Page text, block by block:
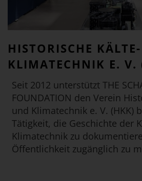
HISTORISCHE
KLIMATECHNIK E. V.
Seit 2012 unterstützt THE
FOUNDATION den Verein
und Klimatechnik e. V. (HKK)
Tätigkeit, die Geschichte der
Klimatechnik zu
Öffentlichkeit zugänglich zu